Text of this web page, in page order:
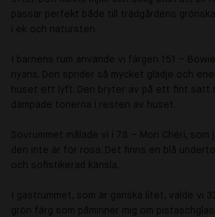
passar perfekt både till trädgårdens
i ek och natursten.
I barnens rum använde vi färgen 151 –
nyans. Den sprider så mycket glädje och
huset ett lyft. Den bryter av på ett fint sätt
dämpade tonerna i resten av huset.
Sovrummet målade vi i 78 – Mon Chéri, som
den inte är för rosa. Det finns en blå
och sofistikerad känsla.
I gästrummet, som är ganska litet, valde vi
grön färg som påminner mig om